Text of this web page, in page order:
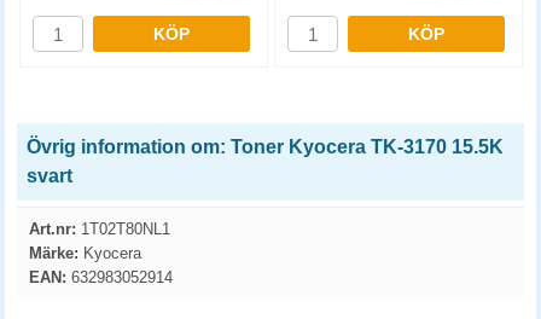
KÖP KÖP
Övrig information om: Toner Kyocera TK-3170 15.5K
svart
Art.nr: 1T02T80NL1
Märke: Kyocera
EAN: 632983052914